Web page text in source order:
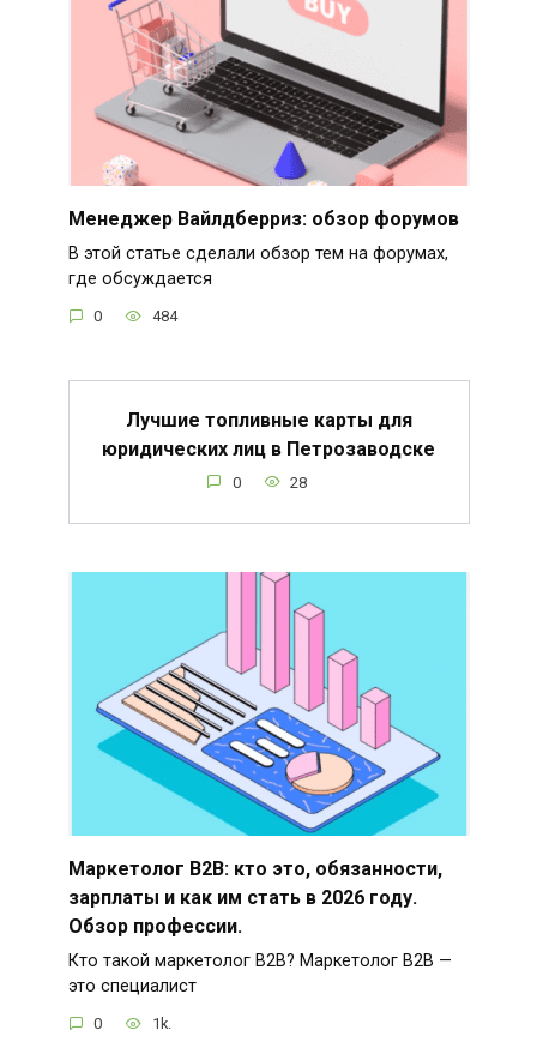
Менеджер Вайлдберриз: обзор форумов
В этой статье сделали обзор тем на форумах,
где обсуждается
0 484
Лучшие топливные карты для
юридических лиц в Петрозаводске
0 28
Маркетолог B2B: кто это, обязанности,
зарплаты и как им стать в 2026 году.
Обзор профессии.
Кто такой маркетолог B2B? Маркетолог B2B —
это специалист
0 1k.